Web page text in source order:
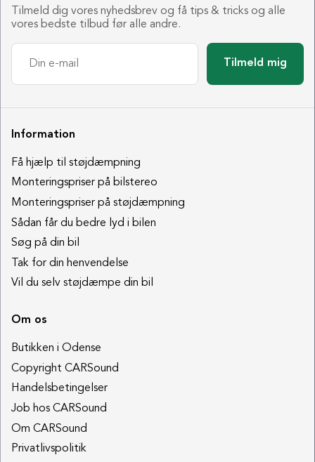
Tilmeld dig vores nyhedsbrev og få tips & tricks og alle
vores bedste tilbud før alle andre.
Tilmeld mig
Information
Få hjælp til støjdæmpning
Monteringspriser på bilstereo
Monteringspriser på støjdæmpning
Sådan får du bedre lyd i bilen
Søg på din bil
Tak for din henvendelse
Vil du selv støjdæmpe din bil
Om os
Butikken i Odense
Copyright CARSound
Handelsbetingelser
Job hos CARSound
Om CARSound
Privatlivspolitik